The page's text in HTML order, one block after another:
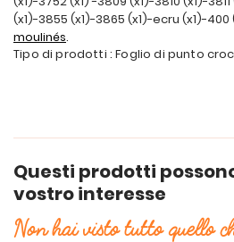
(x1)-3855 (x1)-3865 (x1)-ecru (x1)-400
moulinés.
Tipo di prodotti : Foglio di punto
Questi prodotti
vostro interesse
Non hai visto tutto quello